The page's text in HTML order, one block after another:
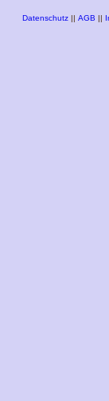
Datenschutz|| AGB ||